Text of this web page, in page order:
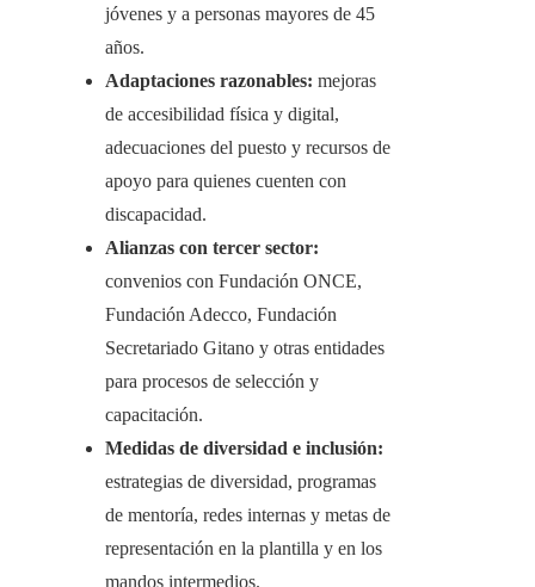
jóvenes y a personas mayores de 45
años.
Adaptaciones razonables: mejoras
de accesibilidad física y digital,
adecuaciones del puesto y recursos de
apoyo para quienes cuenten con
discapacidad.
Alianzas con tercer sector:
convenios con Fundación ONCE,
Fundación Adecco, Fundación
Secretariado Gitano y otras entidades
para procesos de selección y
capacitación.
Medidas de diversidad e inclusión:
estrategias de diversidad, programas
de mentoría, redes internas y metas de
representación en la plantilla y en los
mandos intermedios.